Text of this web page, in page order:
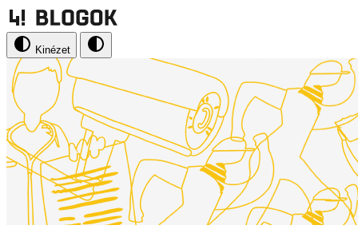
Kinézet